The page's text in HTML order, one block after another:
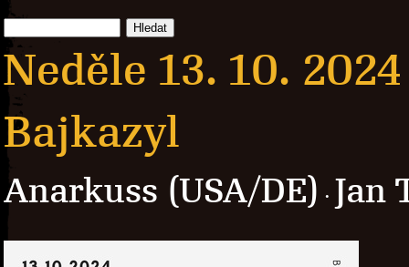
Neděle 13. 10.
Bajkazyl
Anarkuss (USA/DE) · Jan